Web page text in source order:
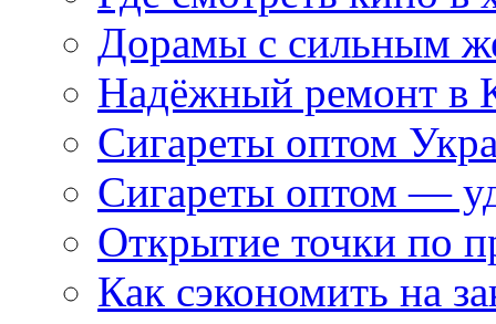
Дорамы с сильным
Надёжный ремонт в
Сигареты оптом
Сигареты оптом —
Открытие точки по
Как сэкономить на